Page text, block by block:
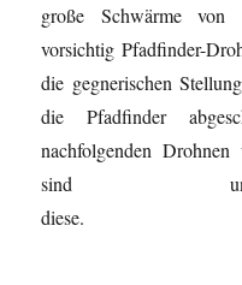
große Schwärme von
vorsichtig Pfadfinder-
die gegnerischen
die Pfadfinder
nachfolgenden
sind